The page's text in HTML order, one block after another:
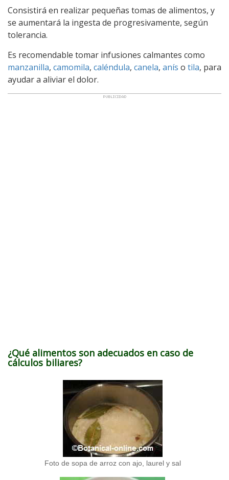
Consistirá en realizar pequeñas tomas de alimentos, y
se aumentará la ingesta de progresivamente, según
tolerancia.
Es recomendable tomar infusiones calmantes como
manzanilla, camomila, caléndula, canela, anís o tila, para
ayudar a aliviar el dolor.
¿Qué alimentos son adecuados en caso de
cálculos biliares?
Foto de sopa de arroz con ajo, laurel y sal